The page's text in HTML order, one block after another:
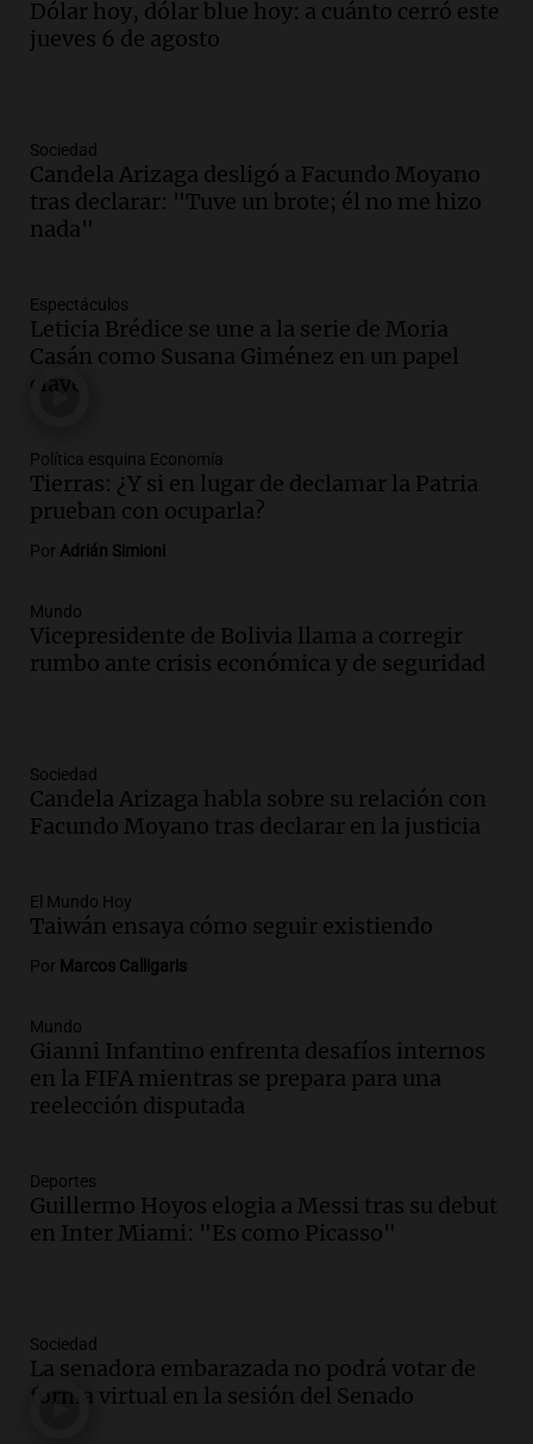
Dólar hoy, dólar blue hoy: a cuánto cerró este
jueves 6 de agosto
Sociedad
Candela Arizaga desligó a Facundo Moyano
tras declarar: "Tuve un brote; él no me hizo
nada"
Espectáculos
Leticia Brédice se une a la serie de Moria
Casán como Susana Giménez en un papel
clave
Política esquina Economía
Tierras: ¿Y si en lugar de declamar la Patria
prueban con ocuparla?
Por Adrián Simioni
Mundo
Vicepresidente de Bolivia llama a corregir
rumbo ante crisis económica y de seguridad
Sociedad
Candela Arizaga habla sobre su relación con
Facundo Moyano tras declarar en la justicia
El Mundo Hoy
Taiwán ensaya cómo seguir existiendo
Por Marcos Calligaris
Mundo
Gianni Infantino enfrenta desafíos internos
en la FIFA mientras se prepara para una
reelección disputada
Deportes
Guillermo Hoyos elogia a Messi tras su debut
en Inter Miami: "Es como Picasso"
Sociedad
La senadora embarazada no podrá votar de
forma virtual en la sesión del Senado